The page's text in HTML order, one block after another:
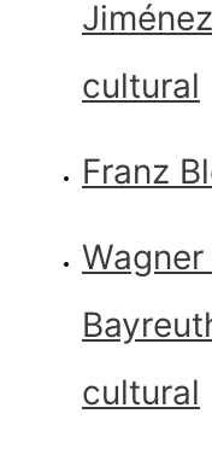
cultural
Franz
cultural